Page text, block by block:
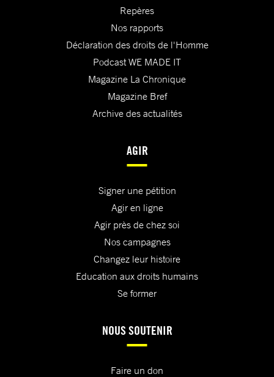
Repères
Nos rapports
Déclaration des droits de l'Homme
Podcast WE MADE IT
Magazine La Chronique
Magazine Bref
Archive des actualités
AGIR
Signer une pétition
Agir en ligne
Agir près de chez soi
Nos campagnes
Changez leur histoire
Education aux droits humains
Se former
NOUS SOUTENIR
Faire un don